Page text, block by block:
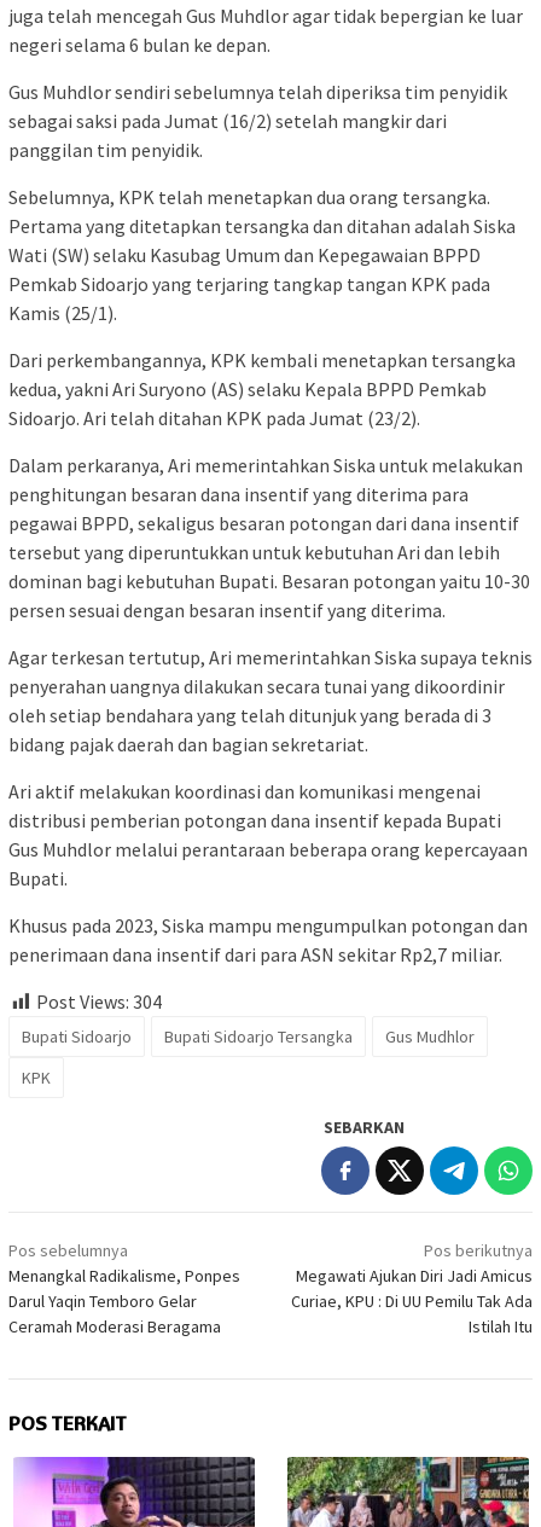
juga telah mencegah Gus Muhdlor agar tidak bepergian ke luar
negeri selama 6 bulan ke depan.
Gus Muhdlor sendiri sebelumnya telah diperiksa tim penyidik
sebagai saksi pada Jumat (16/2) setelah mangkir dari
panggilan tim penyidik.
Sebelumnya, KPK telah menetapkan dua orang tersangka.
Pertama yang ditetapkan tersangka dan ditahan adalah Siska
Wati (SW) selaku Kasubag Umum dan Kepegawaian BPPD
Pemkab Sidoarjo yang terjaring tangkap tangan KPK pada
Kamis (25/1).
Dari perkembangannya, KPK kembali menetapkan tersangka
kedua, yakni Ari Suryono (AS) selaku Kepala BPPD Pemkab
Sidoarjo. Ari telah ditahan KPK pada Jumat (23/2).
Dalam perkaranya, Ari memerintahkan Siska untuk melakukan
penghitungan besaran dana insentif yang diterima para
pegawai BPPD, sekaligus besaran potongan dari dana insentif
tersebut yang diperuntukkan untuk kebutuhan Ari dan lebih
dominan bagi kebutuhan Bupati. Besaran potongan yaitu 10-30
persen sesuai dengan besaran insentif yang diterima.
Agar terkesan tertutup, Ari memerintahkan Siska supaya teknis
penyerahan uangnya dilakukan secara tunai yang dikoordinir
oleh setiap bendahara yang telah ditunjuk yang berada di 3
bidang pajak daerah dan bagian sekretariat.
Ari aktif melakukan koordinasi dan komunikasi mengenai
distribusi pemberian potongan dana insentif kepada Bupati
Gus Muhdlor melalui perantaraan beberapa orang kepercayaan
Bupati.
Khusus pada 2023, Siska mampu mengumpulkan potongan dan
penerimaan dana insentif dari para ASN sekitar Rp2,7 miliar.
Post Views: 304
Bupati Sidoarjo Bupati Sidoarjo Tersangka
Gus Mudhlor
KPK
SEBARKAN
Navigasi
pos
Pos sebelumnya
Menangkal Radikalisme, Ponpes
Darul Yaqin Temboro Gelar
Ceramah Moderasi Beragama
Pos berikutnya
Megawati Ajukan Diri Jadi Amicus
Curiae, KPU : Di UU Pemilu Tak Ada
Istilah Itu
POS TERKAIT